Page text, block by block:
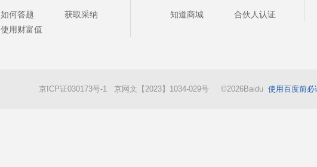
如何答题
获取采纳
使用财富值
知道商城 合伙人认证
京ICP证030173号-1 京网文【2023】1034-029号 ©2026Baidu 使用百度前必